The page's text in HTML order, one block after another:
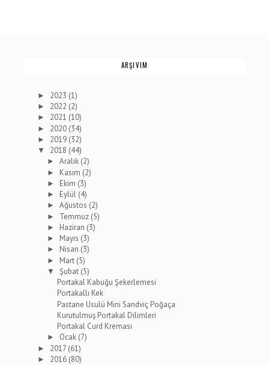
ARŞIVIM
► 2023 (1)
► 2022 (2)
► 2021 (10)
► 2020 (34)
► 2019 (32)
▼ 2018 (44)
►Aralık (2)
► Kasım (2)
► Ekim (3)
► Eylül (4)
►Ağustos (2)
► Temmuz (5)
► Haziran (3)
► Mayıs (3)
► Nisan (3)
► Mart (5)
▼ Şubat (5)
Portakal Kabuğu Şekerlemesi
Portakallı Kek
Pastane Usulü Mini Sandviç Poğaça
Kurutulmuş Portakal Dilimleri
Portakal Curd Kreması
► Ocak (7)
► 2017 (61)
► 2016 (80)